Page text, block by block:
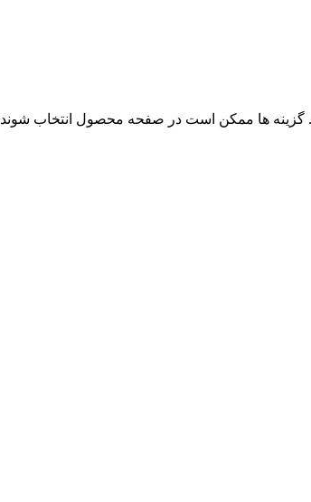
گزینه ها ممکن است در صفحه محصول انتخاب شوند